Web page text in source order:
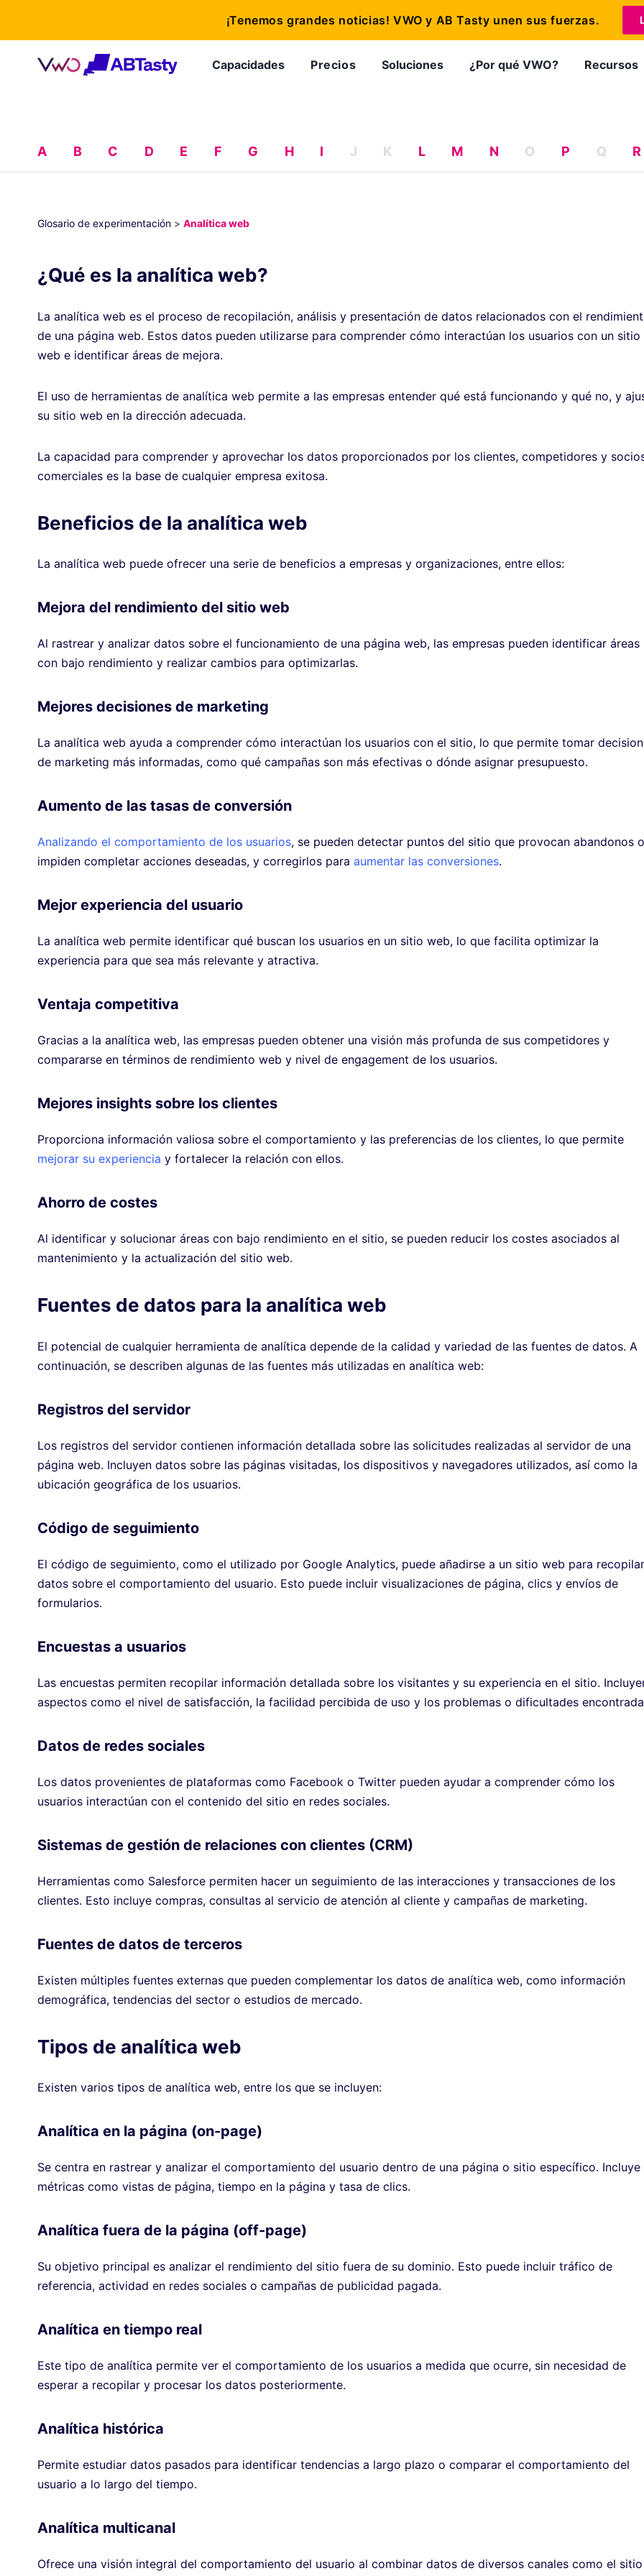
Capacidades Precios Soluciones ¿Por qué VWO? Recursos
A B C D E F G H I J K L M N O P Q R
Glosario de experimentación > Analítica web
¿Qué es la analítica web?
La analítica web es el proceso de recopilación, análisis y presentación de datos relacionados con el
de una página web. Estos datos pueden utilizarse para comprender cómo interactúan los usuarios con un sitio
web e identificar áreas de mejora.
El uso de herramientas de analítica web permite a las empresas entender qué está funcionando y qué no, y
su sitio web en la dirección adecuada.
La capacidad para comprender y aprovechar los datos proporcionados por los clientes, competidores y
comerciales es la base de cualquier empresa exitosa.
Beneficios de la analítica web
La analítica web puede ofrecer una serie de beneficios a empresas y organizaciones, entre ellos:
Mejora del rendimiento del sitio web
Al rastrear y analizar datos sobre el funcionamiento de una página web, las empresas pueden identificar áreas
con bajo rendimiento y realizar cambios para optimizarlas.
Mejores decisiones de marketing
La analítica web ayuda a comprender cómo interactúan los usuarios con el sitio, lo que permite tomar
de marketing más informadas, como qué campañas son más efectivas o dónde asignar presupuesto.
Aumento de las tasas de conversión
Analizando el comportamiento de los usuarios, se pueden detectar puntos del sitio que provocan abandonos o
impiden completar acciones deseadas, y corregirlos para aumentar las conversiones.
Mejor experiencia del usuario
La analítica web permite identificar qué buscan los usuarios en un sitio web, lo que facilita optimizar la
experiencia para que sea más relevante y atractiva.
Ventaja competitiva
Gracias a la analítica web, las empresas pueden obtener una visión más profunda de sus competidores y
compararse en términos de rendimiento web y nivel de engagement de los usuarios.
Mejores insights sobre los clientes
Proporciona información valiosa sobre el comportamiento y las preferencias de los clientes, lo que permite
mejorar su experiencia y fortalecer la relación con ellos.
Ahorro de costes
Al identificar y solucionar áreas con bajo rendimiento en el sitio, se pueden reducir los costes asociados al
mantenimiento y la actualización del sitio web.
Fuentes de datos para la analítica web
El potencial de cualquier herramienta de analítica depende de la calidad y variedad de las fuentes de datos. A
continuación, se describen algunas de las fuentes más utilizadas en analítica web:
Registros del servidor
Los registros del servidor contienen información detallada sobre las solicitudes realizadas al servidor de una
página web. Incluyen datos sobre las páginas visitadas, los dispositivos y navegadores utilizados, así como la
ubicación geográfica de los usuarios.
Código de seguimiento
El código de seguimiento, como el utilizado por Google Analytics, puede añadirse a un sitio web para recopilar
datos sobre el comportamiento del usuario. Esto puede incluir visualizaciones de página, clics y envíos de
formularios.
Encuestas a usuarios
Las encuestas permiten recopilar información detallada sobre los visitantes y su experiencia en el sitio.
aspectos como el nivel de satisfacción, la facilidad percibida de uso y los problemas o dificultades
Datos de redes sociales
Los datos provenientes de plataformas como Facebook o Twitter pueden ayudar a comprender cómo los
usuarios interactúan con el contenido del sitio en redes sociales.
Sistemas de gestión de relaciones con clientes (CRM)
Herramientas como Salesforce permiten hacer un seguimiento de las interacciones y transacciones de los
clientes. Esto incluye compras, consultas al servicio de atención al cliente y campañas de marketing.
Fuentes de datos de terceros
Existen múltiples fuentes externas que pueden complementar los datos de analítica web, como información
demográfica, tendencias del sector o estudios de mercado.
Tipos de analítica web
Existen varios tipos de analítica web, entre los que se incluyen:
Analítica en la página (on-page)
Se centra en rastrear y analizar el comportamiento del usuario dentro de una página o sitio específico. Incluye
métricas como vistas de página, tiempo en la página y tasa de clics.
Analítica fuera de la página (off-page)
Su objetivo principal es analizar el rendimiento del sitio fuera de su dominio. Esto puede incluir tráfico de
referencia, actividad en redes sociales o campañas de publicidad pagada.
Analítica en tiempo real
Este tipo de analítica permite ver el comportamiento de los usuarios a medida que ocurre, sin necesidad de
esperar a recopilar y procesar los datos posteriormente.
Analítica histórica
Permite estudiar datos pasados para identificar tendencias a largo plazo o comparar el comportamiento del
usuario a lo largo del tiempo.
Analítica multicanal
Ofrece una visión integral del comportamiento del usuario al combinar datos de diversos canales como el sitio
¡Tenemos grandes noticias! VWO y AB Tasty unen sus fuerzas.